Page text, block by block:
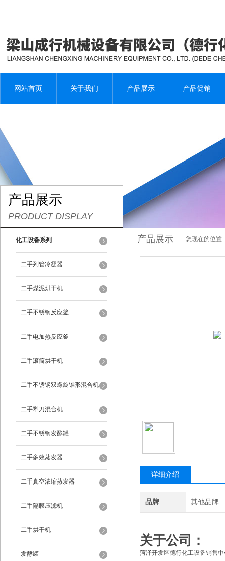
网站首页 关于我们 产品展示 产品促销
产品展示
PRODUCT DISPLAY
化工设备系列
二手列管冷凝器
二手煤泥烘干机
二手不锈钢反应釜
二手电加热反应釜
二手滚筒烘干机
二手不锈钢双螺旋锥形混合机
二手犁刀混合机
二手不锈钢发酵罐
二手多效蒸发器
二手真空浓缩蒸发器
二手隔膜压滤机
二手烘干机
发酵罐
产品展示 您现在的位置:
详细介绍
品牌 其他品牌
关于公司：
菏泽开发区德行化工设备销售